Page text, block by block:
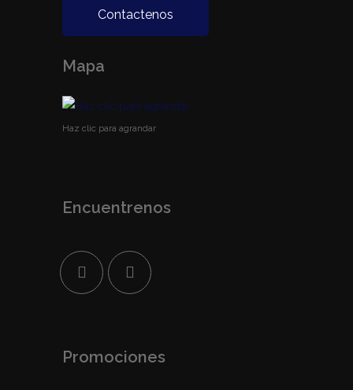
Contactenos
Mapa
Haz clic para agrandar
Encuentrenos
Promociones